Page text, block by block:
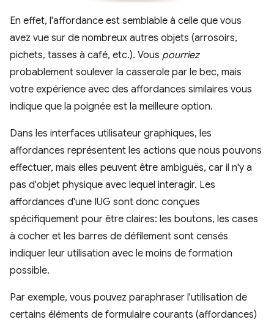
En effet, l'affordance est semblable à celle que vous
avez vue sur de nombreux autres objets (arrosoirs,
pichets, tasses à café, etc.). Vous pourriez
probablement soulever la casserole par le bec, mais
votre expérience avec des affordances similaires vous
indique que la poignée est la meilleure option.
Dans les interfaces utilisateur graphiques, les
affordances représentent les actions que nous pouvons
effectuer, mais elles peuvent être ambiguës, car il n'y a
pas d'objet physique avec lequel interagir. Les
affordances d'une IUG sont donc conçues
spécifiquement pour être claires: les boutons, les cases
à cocher et les barres de défilement sont censés
indiquer leur utilisation avec le moins de formation
possible.
Par exemple, vous pouvez paraphraser l'utilisation de
certains éléments de formulaire courants (affordances)